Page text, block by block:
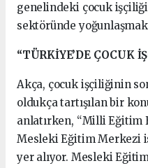
genelindeki çocuk
sektöründe
“TÜRKİYE’DE ÇOCUK
Akça, çocuk işçiliğinin
oldukça tartışılan bir
anlatırken, “Milli Eğitim
Mesleki Eğitim Merkezi
yer alıyor. Mesleki